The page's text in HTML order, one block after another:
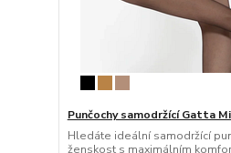
Punčochy samodržící Gatta
Hledáte ideální samodržící
ženskost s maximálním